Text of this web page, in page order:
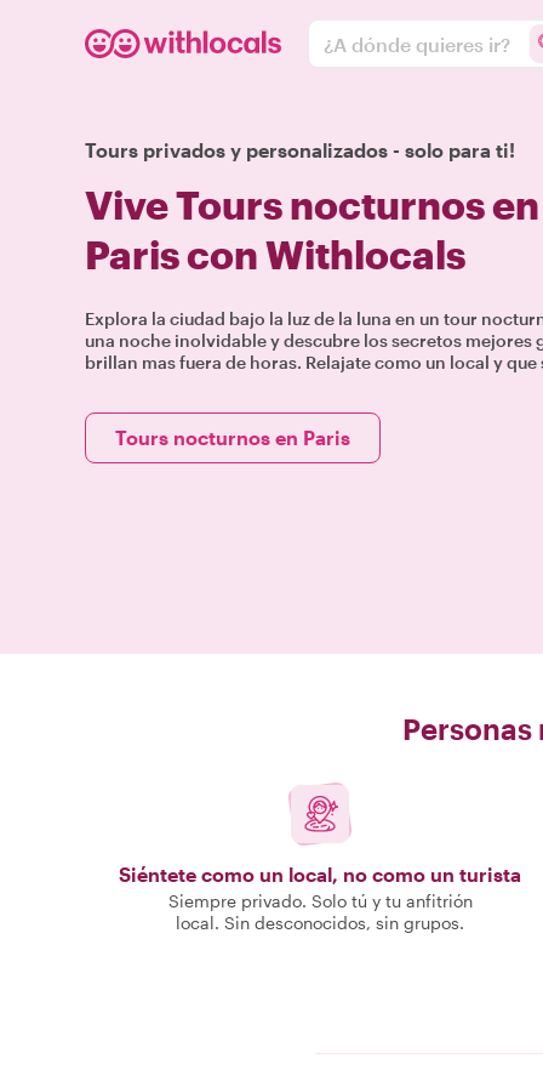
¿A dónde quieres ir?
Tours privados y personalizados - solo para ti!
Vive Tours nocturnos en
Paris con Withlocals
Explora la ciudad bajo la luz de la luna en un tour
una noche inolvidable y descubre los secretos mejores
brillan mas fuera de horas. Relajate como un local y que
Tours nocturnos en Paris
Siéntete como un local, no como un turista
Siempre privado. Solo tú y tu anfitrión
local. Sin desconocidos, sin grupos.